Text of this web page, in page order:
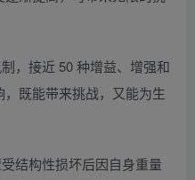
，接近 50 种增益、增强和
既能带来挑战，又能为生
结构性损坏后因自身重量